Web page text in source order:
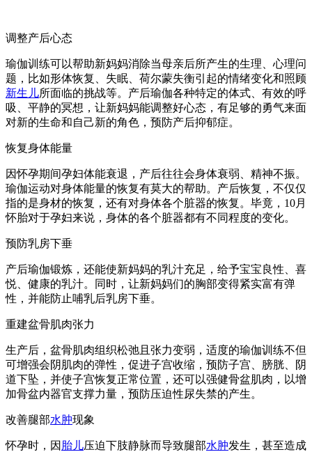
调整产后心态
瑜伽训练可以帮助新妈妈消除当母亲后所产生的生理、心理问
题，比如形体恢复、失眠、荷尔蒙失衡引起的情绪变化和照顾
新生儿所面临的挑战等。产后瑜伽各种特定的体式、有效的呼
吸、平静的冥想，让新妈妈能调整好心态，有足够的勇气来面
对新的生命和自己新的角色，预防产后抑郁症。
恢复身体能量
因怀孕期间孕妇体能衰退，产后往往会身体衰弱、精神不振。
瑜伽运动对身体能量的恢复有莫大的帮助。产后恢复，不仅仅
指的是身材的恢复，还有对身体各个脏器的恢复。毕竟，10月
怀胎对于孕妇来说，身体的各个脏器都有不同程度的变化。
预防乳房下垂
产后瑜伽锻炼，还能使新妈妈的乳汁充足，给予宝宝良性、喜
悦、健康的乳汁。同时，让新妈妈们的胸部变得紧实富有弹
性，并能防止哺乳后乳房下垂。
重建盆骨肌肉张力
生产后，盆骨肌肉组织松弛且张力变弱，适度的瑜伽训练不但
可增强会阴肌肉的弹性，促进子宫收缩，预防子宫、膀胱、阴
道下坠，并使子宫恢复正常位置，还可以强健骨盆肌肉，以增
加骨盆内器官支撑力量，预防压迫性尿失禁的产生。
改善腿部水肿现象
怀孕时，因 胎儿压迫下肢静脉而导致腿部水肿发生，甚至造成